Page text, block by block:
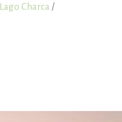
Lago Charca /